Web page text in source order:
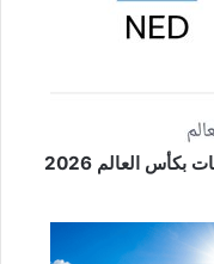
العالم 2026